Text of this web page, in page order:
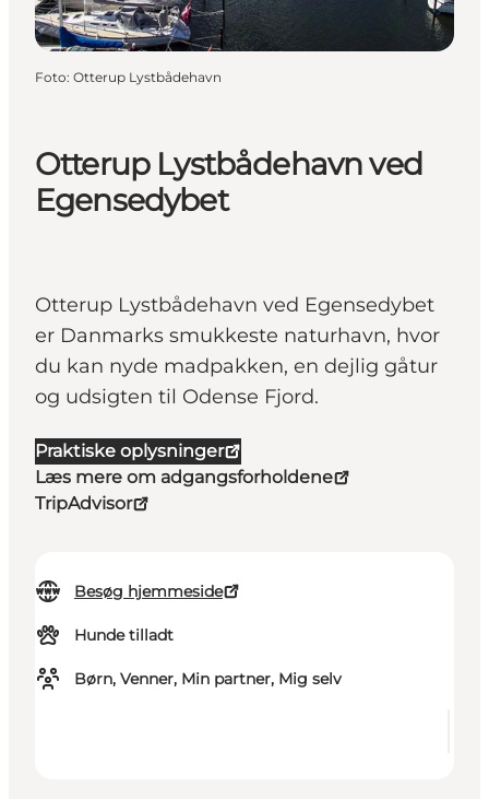
Otterup Lystbådehavn ved
Egensedybet
Otterup Lystbådehavn ved Egensedybet
er Danmarks smukkeste naturhavn, hvor
du kan nyde madpakken, en dejlig gåtur
og udsigten til Odense Fjord.
Praktiske oplysninger
Læs mere om adgangsforholdene
TripAdvisor
Besøg hjemmeside
Hunde tilladt
Børn, Venner, Min partner, Mig selv
Foto: Otterup Lystbådehavn